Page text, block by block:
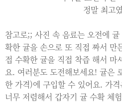
정말 최고
참고로;; 사진 속 음료는 오전에
확한 귤을 손으로 또 직접 짜서 만
접 수확한 귤을 직접 착즙 해서 마
요. 여러분도 도전해보세요! 귤은
한 가격)에 구입할 수 있어요. 가
너무 저렴해서 갑자기 귤 수확 체